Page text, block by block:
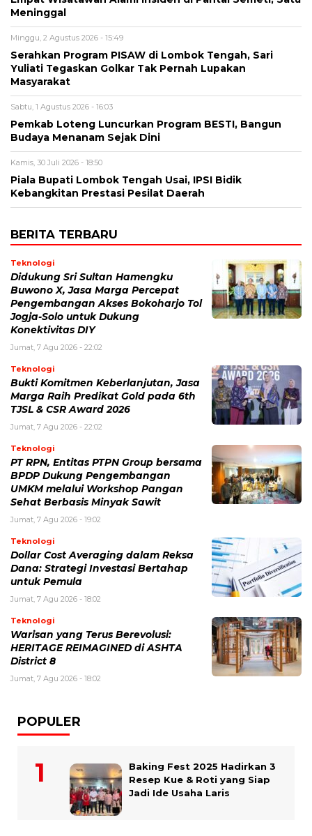
Meninggal
Minggu, 2 Agustus 2026 - 15:49
Serahkan Program PISAW di Lombok Tengah, Sari
Yuliati Tegaskan Golkar Tak Pernah Lupakan
Masyarakat
Sabtu, 1 Agustus 2026 - 16:03
Pemkab Loteng Luncurkan Program BESTI, Bangun
Budaya Menanam Sejak Dini
Kamis, 30 Juli 2026 - 18:50
Piala Bupati Lombok Tengah Usai, IPSI Bidik
Kebangkitan Prestasi Pesilat Daerah
BERITA TERBARU
Teknologi
Didukung Sri Sultan Hamengku
Buwono X, Jasa Marga Percepat
Pengembangan Akses Bokoharjo Tol
Jogja-Solo untuk Dukung
Konektivitas DIY
Jumat, 7 Agu 2026 - 22:02
Teknologi
Bukti Komitmen Keberlanjutan, Jasa
Marga Raih Predikat Gold pada 6th
TJSL & CSR Award 2026
Jumat, 7 Agu 2026 - 22:02
Teknologi
PT RPN, Entitas PTPN Group bersama
BPDP Dukung Pengembangan
UMKM melalui Workshop Pangan
Sehat Berbasis Minyak Sawit
Jumat, 7 Agu 2026 - 19:02
Teknologi
Dollar Cost Averaging dalam Reksa
Dana: Strategi Investasi Bertahap
untuk Pemula
Jumat, 7 Agu 2026 - 18:02
Teknologi
Warisan yang Terus Berevolusi:
HERITAGE REIMAGINED di ASHTA
District 8
Jumat, 7 Agu 2026 - 18:02
POPULER
Baking Fest 2025 Hadirkan 3
Resep Kue & Roti yang Siap
Jadi Ide Usaha Laris